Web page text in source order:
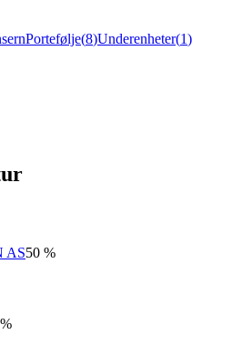
Portefølje(8)Underenheter(1)
AS50 %